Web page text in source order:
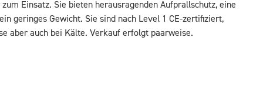
Einsatz. Sie bieten herausragenden Aufprallschutz, eine
geringes Gewicht. Sie sind nach Level 1 CE-zertifiziert,
aber auch bei Kälte. Verkauf erfolgt paarweise.